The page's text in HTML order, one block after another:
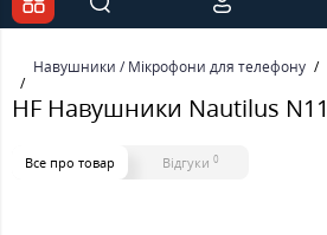
Навушники / Мікрофони для телефону
HF Навушники Nautilus N11
Все про товар Відгуки 0